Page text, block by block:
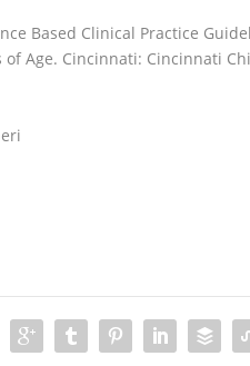
Based Clinical Practice
Age. Cincinnati: Cincinnati